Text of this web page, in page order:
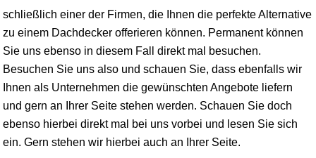
schließlich einer der Firmen, die Ihnen die perfekte Alternative
zu einem Dachdecker offerieren können. Permanent können
Sie uns ebenso in diesem Fall direkt mal besuchen.
Besuchen Sie uns also und schauen Sie, dass ebenfalls wir
Ihnen als Unternehmen die gewünschten Angebote liefern
und gern an Ihrer Seite stehen werden. Schauen Sie doch
ebenso hierbei direkt mal bei uns vorbei und lesen Sie sich
ein. Gern stehen wir hierbei auch an Ihrer Seite.